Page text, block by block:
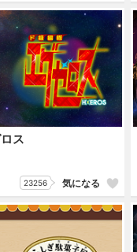
ス
23256 気になる